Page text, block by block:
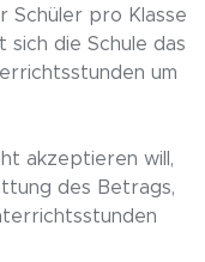
Schüler pro Klasse
sich die Schule das
um
akzeptieren will,
des Betrags,